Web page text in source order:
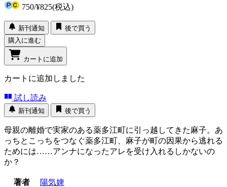
750/¥825(税込)
新刊通知
後で買う
購入に進む
カートに追加
カートに追加しました
試し読み
新刊通知 後で買う
母親の離婚で実家のある薬多江町に引っ越してきた麻子。あ
っちとこっちをつなぐ薬多江町、麻子が町の因果から逃れる
ためには……アンナになったアレを受け入れるしかないの
か？
著者
陽気婢